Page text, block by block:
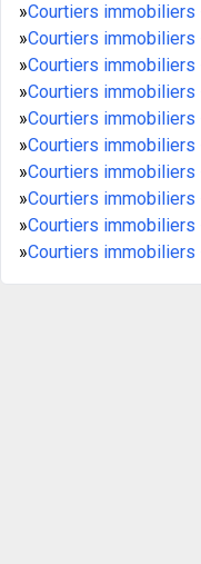
»Courtiers
»Courtiers immobiliers
»Courtiers immobiliers
»Courtiers immobiliers
»Courtiers immobiliers
»Courtiers
»Courtiers immobiliers
»Courtiers immobiliers
»Courtiers immobiliers
»Courtiers immobiliers